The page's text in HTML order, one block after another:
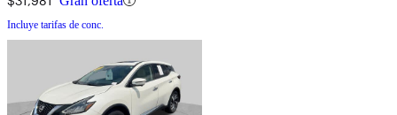
Incluye tarifas de conc.